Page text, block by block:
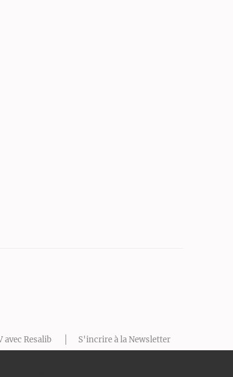
avec Resalib
S'incrire à la Newsletter